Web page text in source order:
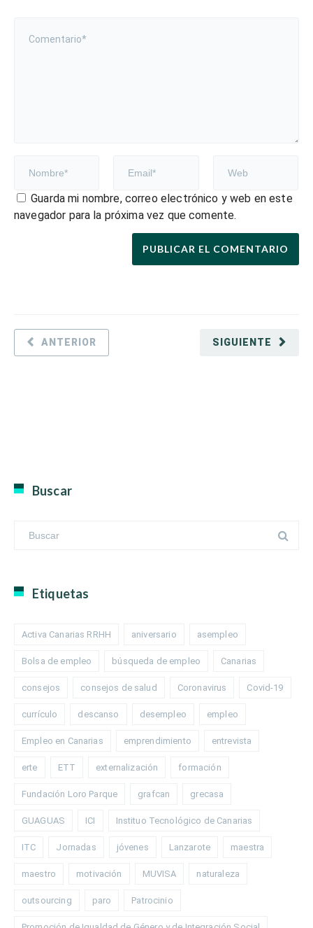
Guarda mi nombre, correo electrónico y web en este
navegador para la próxima vez que comente.
SIGUIENTE
ANTERIOR
Buscar
Etiquetas
Activa Canarias RRHH aniversario asempleo
Bolsa de empleo búsqueda de empleo Canarias
consejos consejos de salud Coronavirus Covid-19
currículo descanso desempleo empleo
Empleo en Canarias emprendimiento entrevista
erte ETT externalización formación
Fundación Loro Parque grafcan grecasa
GUAGUAS ICI Instituo Tecnológico de Canarias
ITC Jornadas jóvenes Lanzarote maestra
maestro motivación MUVISA naturaleza
outsourcing paro Patrocinio